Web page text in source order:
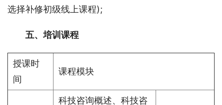
选择补修初级线上课程);
五、培训课程
授课时
间
课程模块
科技咨询概述、科技咨